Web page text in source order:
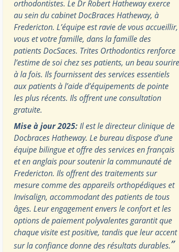
orthodontistes. Le Dr Robert Hatheway exerce
au sein du cabinet DocBraces Hatheway, à
Fredericton. L’équipe est ravie de vous accueillir,
vous et votre famille, dans la famille des
patients DocSaces. Trites Orthodontics renforce
l’estime de soi chez ses patients, un beau sourire
à la fois. Ils fournissent des services essentiels
aux patients à l’aide d’équipements de pointe
les plus récents. Ils offrent une consultation
gratuite.
Mise à jour 2025:Il est le directeur clinique de
Docbraces Hatheway. Le bureau dispose d’une
équipe bilingue et offre des services en français
et en anglais pour soutenir la communauté de
Fredericton. Ils offrent des traitements sur
mesure comme des appareils orthopédiques et
Invisalign, accommodant des patients de tous
âges. Leur engagement envers le confort et les
options de paiement polyvalentes garantit que
chaque visite est positive, tandis que leur accent
sur la confiance donne des résultats durables.”